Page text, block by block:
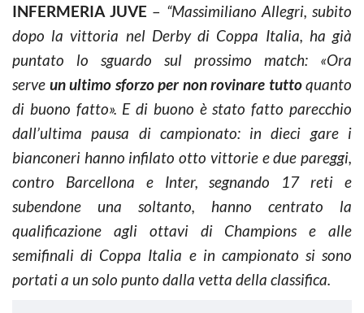
INFERMERIA JUVE – “Massimiliano Allegri, subito
dopo la vittoria nel Derby di Coppa Italia, ha già
puntato lo sguardo sul prossimo match: «Ora
serve un ultimo sforzo per non rovinare tuttoquanto
di buono fatto». E di buono è stato fatto parecchio
dall’ultima pausa di campionato: in dieci gare i
bianconeri hanno infilato otto vittorie e due pareggi,
contro Barcellona e Inter, segnando 17 reti e
subendone una soltanto, hanno centrato la
qualificazione agli ottavi di Champions e alle
semifinali di Coppa Italia e in campionato si sono
portati a un solo punto dalla vetta della classifica.